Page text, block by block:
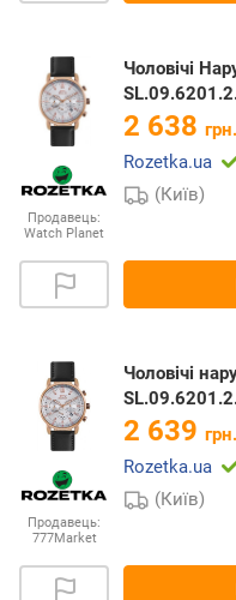
Продавець:
Watch Planet
Чоловічі
2 638 грн.
Rozetka.ua
(Київ)
Продавець:
777Market
Чоловічі
2 639 грн.
Rozetka.ua
(Київ)